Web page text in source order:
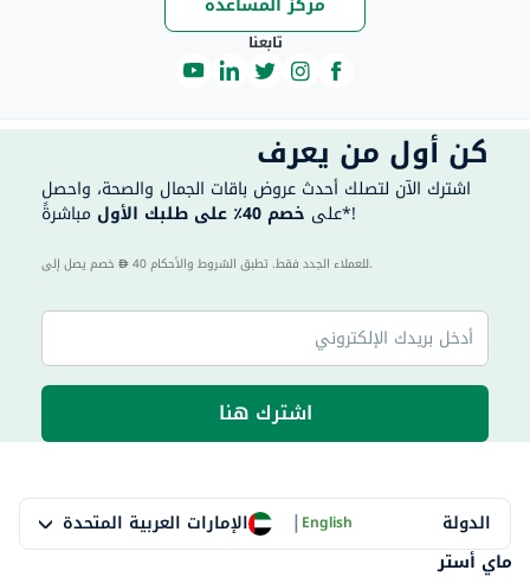
تابعنا
كن أول من يعرف
اشترك الآن لتصلك أحدث عروض باقات الجمال والصحة، واحصل
على خصم 40٪ على طلبك الأول مباشرةً*!
40 للعملاء الجدد فقط. تطبق الشروط والأحكام.
اشترك هنا
الدولة الإمارات العربية المتحدة |English
ماي أستر